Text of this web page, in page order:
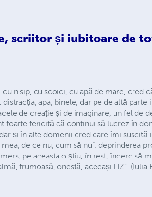
scriitor și iubitoare de
nisip, cu scoici, cu apă de mare, cred
apa, binele, dar pe de altă parte
de creație și de imaginare, un fel de
foarte fericită că continui să lucrez în
și în alte domenii cred care îmi suscită
de ce nu, cum să nu”, deprinderea
pe aceasta o știu, în rest, încerc să
frumoasă, onestă, aceeași LIZ”. (Iulia